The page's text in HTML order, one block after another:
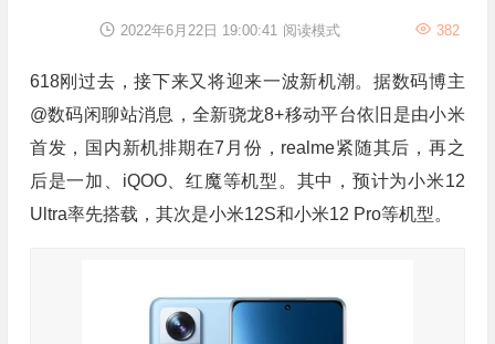
2022年6月22日 19:00:41 382
阅读模式
618刚过去，接下来又将迎来一波新机潮。据数码博主
@数码闲聊站消息，全新骁龙8+移动平台依旧是由小米
首发，国内新机排期在7月份，realme紧随其后，再之
后是一加、iQOO、红魔等机型。其中，预计为小米12
Ultra率先搭载，其次是小米12S和小米12 Pro等机型。